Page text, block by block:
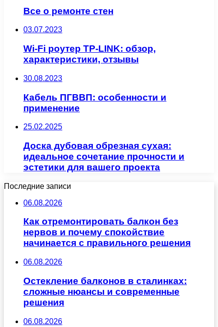
Все о ремонте стен
03.07.2023
Wi-Fi роутер TP-LINK: обзор,
характеристики, отзывы
30.08.2023
Кабель ПГВВП: особенности и
применение
25.02.2025
Доска дубовая обрезная сухая:
идеальное сочетание прочности и
эстетики для вашего проекта
Последние записи
06.08.2026
Как отремонтировать балкон без
нервов и почему спокойствие
начинается с правильного решения
06.08.2026
Остекление балконов в сталинках:
сложные нюансы и современные
решения
06.08.2026